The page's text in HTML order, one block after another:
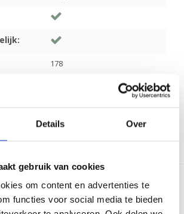
Details Over
gebruik van cookies
om content en advertenties te
functies voor social media te bieden
178
producten